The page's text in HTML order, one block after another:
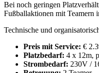
Bei noch geringen
Fußballaktionen mit Teamern
Technische und
Preis mit Service: €
Platzbedarf: 4 x 12m,
Strombedarf: 230V /